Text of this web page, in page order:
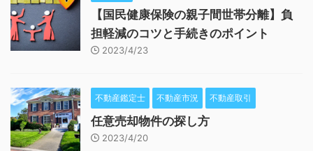
【国民健康保険の親子間世帯分離】負
担軽減のコツと手続きのポイント
2023/4/23
不動産鑑定士 不動産市況 不動産取引
任意売却物件の探し方
2023/4/20